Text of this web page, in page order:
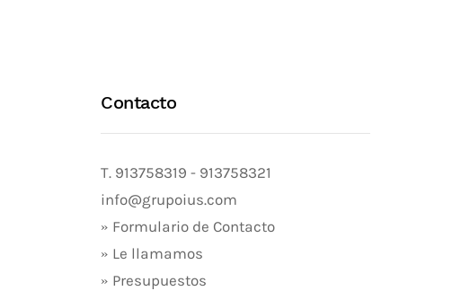
Contacto
T. 913758319 - 913758321
info@grupoius.com
» Formulario de Contacto
» Le llamamos
» Presupuestos